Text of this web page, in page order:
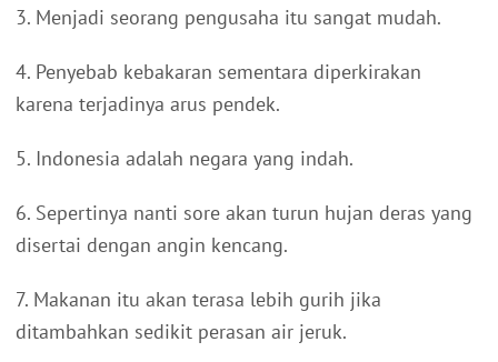
3. Menjadi seorang pengusaha itu sangat mudah.
4. Penyebab kebakaran sementara diperkirakan
karena terjadinya arus pendek.
5. Indonesia adalah negara yang indah.
6. Sepertinya nanti sore akan turun hujan deras yang
disertai dengan angin kencang.
7. Makanan itu akan terasa lebih gurih jika
ditambahkan sedikit perasan air jeruk.